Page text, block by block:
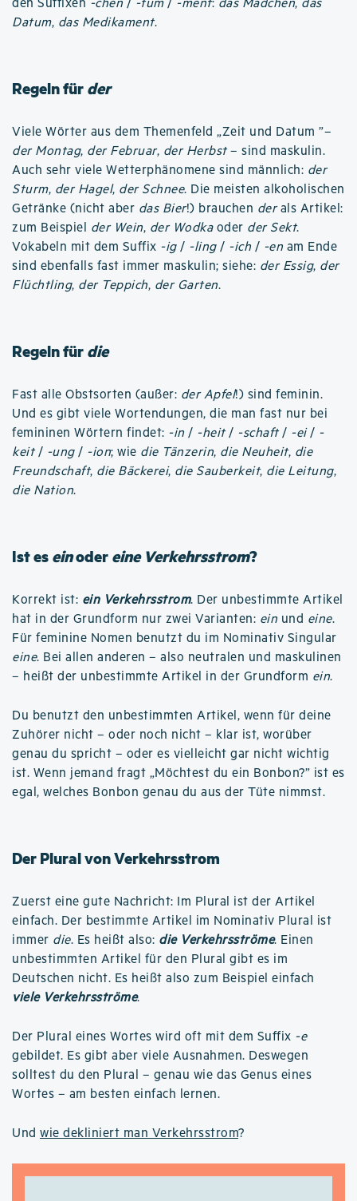
den Suffixen -chen / -tum/ -ment: das Mädchen, das
Datum, das Medikament.
Regeln fürder
Viele Wörter aus dem Themenfeld „Zeit und Datum ”–
der Montag, der Februar, der Herbst– sind maskulin.
Auch sehr viele Wetterphänomene sind männlich: der
Sturm, der Hagel, der Schnee. Die meisten alkoholischen
Getränke (nicht aber das Bier!) brauchen derals Artikel:
zum Beispiel der Wein, der Wodkaoder der Sekt.
Vokabeln mit dem Suffix -ig/ -ling/ -ich / -en am Ende
sind ebenfalls fast immer maskulin; siehe: der Essig, der
Flüchtling, der Teppich, der Garten.
Regeln fürdie
Fast alle Obstsorten (außer: der Apfel!) sind feminin.
Und es gibt viele Wortendungen, die man fast nur bei
femininen Wörtern findet: -in / -heit/ -schaft/ -ei/ -
keit/ -ung/ -ion; wie die Tänzerin, die Neuheit, die
Freundschaft, die Bäckerei, die Sauberkeit, die Leitung,
die Nation.
Ist eseinodereine Verkehrsstrom?
Korrekt ist: ein Verkehrsstrom. Der unbestimmte Artikel
hat in der Grundform nur zwei Varianten: ein und eine.
Für feminine Nomen benutzt du im Nominativ Singular
eine. Bei allen anderen – also neutralen und maskulinen
– heißt der unbestimmte Artikel in der Grundform ein.
Du benutzt den unbestimmten Artikel, wenn für deine
Zuhörer nicht – oder noch nicht – klar ist, worüber
genau du spricht – oder es vielleicht gar nicht wichtig
ist. Wenn jemand fragt „Möchtest du ein Bonbon?” ist es
egal, welches Bonbon genau du aus der Tüte nimmst.
Der Plural von Verkehrsstrom
Zuerst eine gute Nachricht: Im Plural ist der Artikel
einfach. Der bestimmte Artikel im Nominativ Plural ist
immer die. Es heißt also: die Verkehrsströme. Einen
unbestimmten Artikel für den Plural gibt es im
Deutschen nicht. Es heißt also zum Beispiel einfach
viele Verkehrsströme.
Der Plural eines Wortes wird oft mit dem Suffix -e
gebildet. Es gibt aber viele Ausnahmen. Deswegen
solltest du den Plural – genau wie das Genus eines
Wortes – am besten einfach lernen.
Und wie dekliniert man Verkehrsstrom?